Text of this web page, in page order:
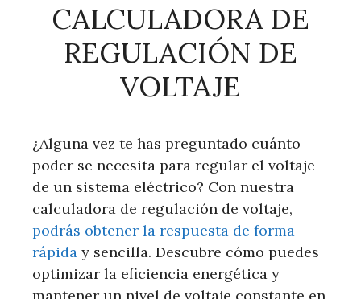
CALCULADORA DE
REGULACIÓN DE
VOLTAJE
¿Alguna vez te has preguntado cuánto
poder se necesita para regular el voltaje
de un sistema eléctrico? Con nuestra
calculadora de regulación de voltaje,
podrás obtener la respuesta de forma
rápida y sencilla. Descubre cómo puedes
optimizar la eficiencia energética y